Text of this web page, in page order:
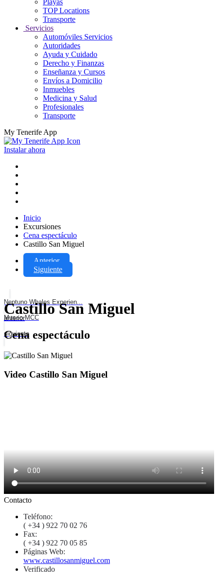
Playas
TOP Locations
Transporte
Servicios
Automóviles Servicios
Autoridades
Ayuda y Cuidado
Derecho y Finanzas
Enseñanza y Cursos
Envíos a Domicilio
Inmuebles
Medicina y Salud
Profesionales
Transporte
My Tenerife App
Instalar ahora
Inicio
Excursiones
Cena espectáculo
Castillo San Miguel
Anterior
Siguiente
Neptuno Whales Experien...
anterior
Museo MCC
siguiente
Castillo San Miguel
Cena espectáculo
Video Castillo San Miguel
Contacto
Teléfono:
( +34 ) 922 70 02 76
Fax:
( +34 ) 922 70 05 85
Páginas Web:
www.castillosanmiguel.com
Verificado